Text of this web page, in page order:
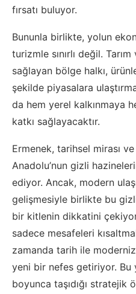
fırsatı buluyor.
Bununla birlikte, yolun
turizmle sınırlı değil.
sağlayan bölge halkı,
şekilde piyasalara
da hem yerel kalkınmaya
katkı sağlayacaktır.
Ermenek, tarihsel mirası
Anadolu’nun gizli
ediyor. Ancak, modern
gelişmesiyle birlikte bu
bir kitlenin dikkatini
sadece mesafeleri
zamanda tarih ile
yeni bir nefes getiriyor. Bu
boyunca taşıdığı stratejik